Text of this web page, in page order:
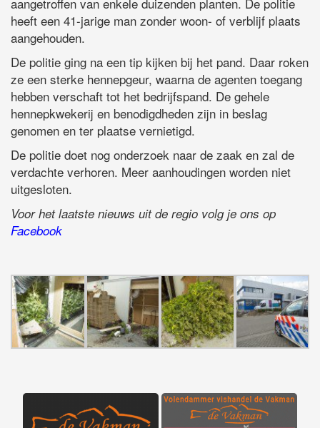
heeft een 41-jarige man zonder woon- of verblijf plaats
aangehouden.
De politie ging na een tip kijken bij het pand. Daar roken
ze een sterke hennepgeur, waarna de agenten toegang
hebben verschaft tot het bedrijfspand. De gehele
hennepkwekerij en benodigdheden zijn in beslag
genomen en ter plaatse vernietigd.
De politie doet nog onderzoek naar de zaak en zal de
verdachte verhoren. Meer aanhoudingen worden niet
uitgesloten.
Voor het laatste nieuws uit de regio volg je ons op
Facebook